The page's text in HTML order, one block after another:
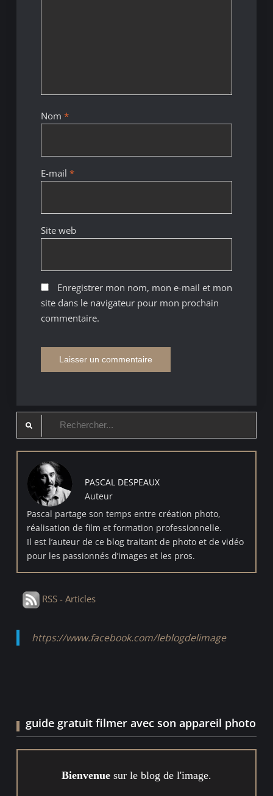
Nom *
E-mail *
Site web
Enregistrer mon nom, mon e-mail et mon
site dans le navigateur pour mon prochain
commentaire.
Search
PASCAL DESPEAUX
Auteur
Pascal partage son temps entre création photo,
réalisation de film et formation professionnelle.
Il est l’auteur de ce blog traitant de photo et de vidéo
pour les passionnés d’images et les pros.
RSS - Articles
https://www.facebook.com/leblogdelimage
guide gratuit filmer avec son appareil photo
Bienvenuesur le blog de l'image.